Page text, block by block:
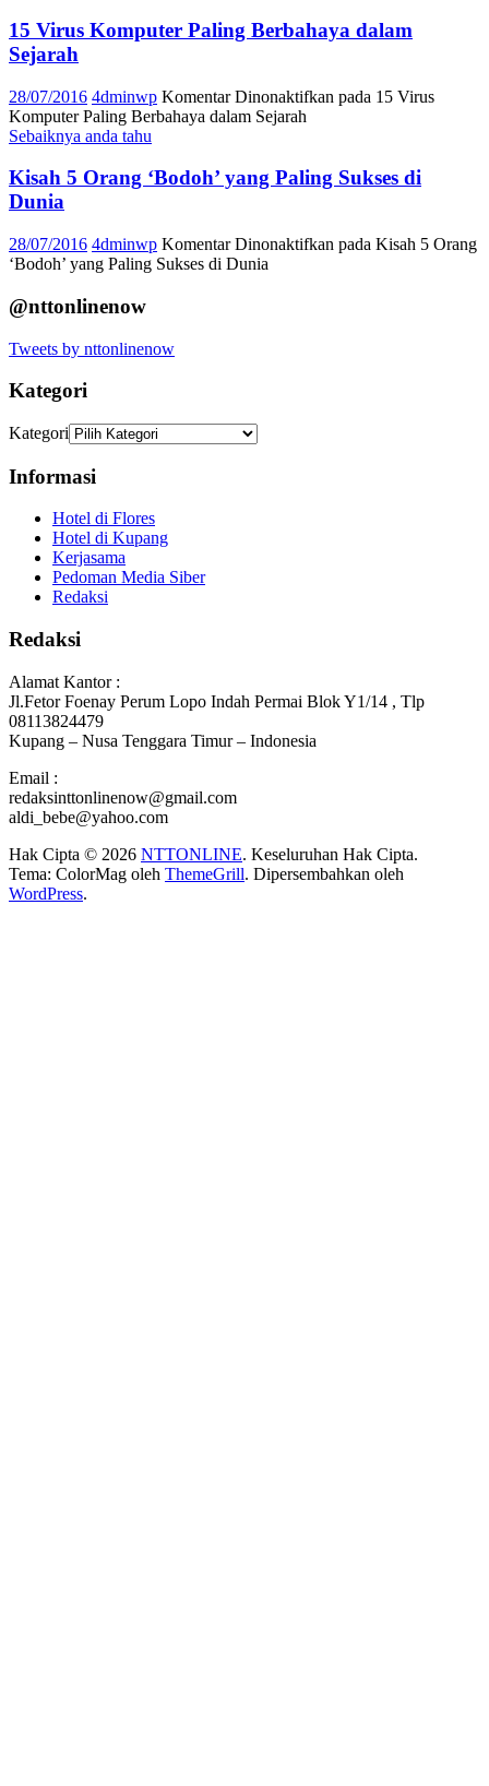
15 Virus Komputer Paling Berbahaya dalam
Sejarah
28/07/2016 4dminwp Komentar Dinonaktifkan pada 15 Virus
Komputer Paling Berbahaya dalam Sejarah
Sebaiknya anda tahu
Kisah 5 Orang ‘Bodoh’ yang Paling Sukses di
Dunia
28/07/2016 4dminwp Komentar Dinonaktifkan pada Kisah 5 Orang
‘Bodoh’ yang Paling Sukses di Dunia
@nttonlinenow
Tweets by nttonlinenow
Kategori
Kategori
Informasi
Hotel di Flores
Hotel di Kupang
Kerjasama
Pedoman Media Siber
Redaksi
Redaksi
Alamat Kantor :
Jl.Fetor Foenay Perum Lopo Indah Permai Blok Y1/14 , Tlp
08113824479
Kupang – Nusa Tenggara Timur – Indonesia
Email :
redaksinttonlinenow@gmail.com
aldi_bebe@yahoo.com
Hak Cipta © 2026 NTTONLINE. Keseluruhan Hak Cipta.
Tema: ColorMag oleh ThemeGrill. Dipersembahkan oleh
WordPress.